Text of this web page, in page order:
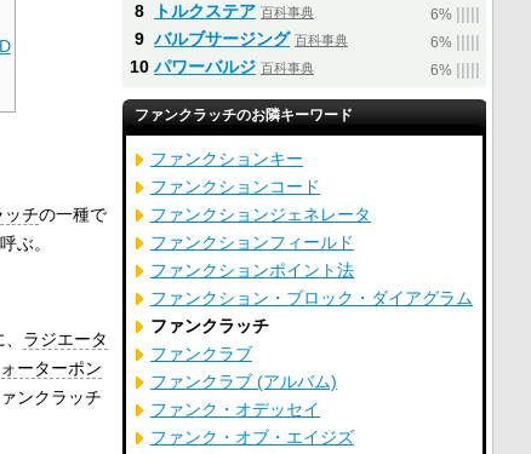
ッチの一種で
ぶ。
ラジエータ
ーターポン
ンクラッチ
8 トルクステア 百科事典 6%
9 バルブサージング 百科事典 6%
10 パワーバルジ 百科事典 6%
ファンクラッチのお隣キーワード
ファンクションキー
ファンクションコード
ファンクションジェネレータ
ファンクションフィールド
ファンクションポイント法
ファンクション・ブロック・ダイアグラム
ファンクラッチ
ファンクラブ
ファンクラブ (アルバム)
ファンク・オデッセイ
ファンク・オブ・エイジズ